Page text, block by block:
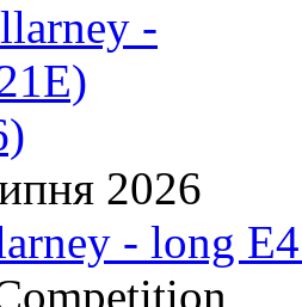
2026
- long